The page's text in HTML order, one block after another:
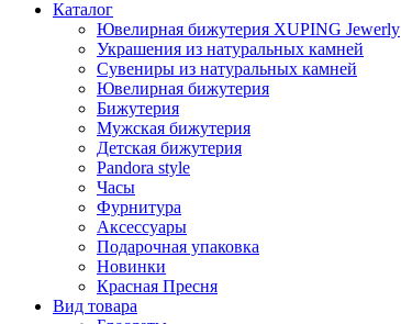
Каталог
Ювелирная бижутерия XUPING Jewerly
Украшения из натуральных камней
Сувениры из натуральных камней
Ювелирная бижутерия
Бижутерия
Мужская бижутерия
Детская бижутерия
Pandora style
Часы
Фурнитура
Аксеcсуары
Подарочная упаковка
Новинки
Красная Пресня
Вид товара